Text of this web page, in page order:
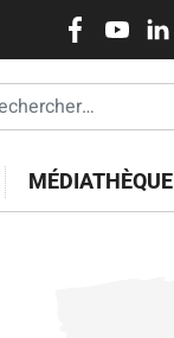
Réseaux
sociaux
MÉDIATHÈQUE